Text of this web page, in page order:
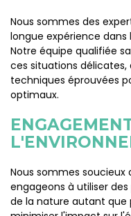
Nous sommes des
longue expérience
Notre équipe qualifiée
ces situations
techniques éprouvées
optimaux.
Nous sommes
engageons à utiliser
de la nature autant que